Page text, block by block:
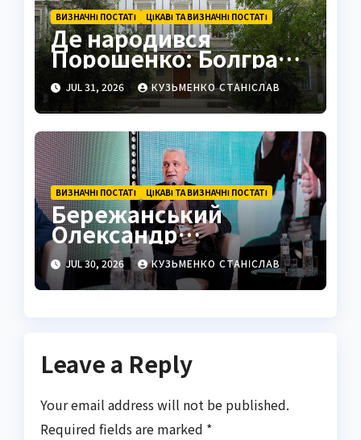
ВИЗНАЧНІ ПОСТАТІ ЦІКАВІ ТА ВИЗНАЧНІ ПОСТАТІ
Де народився
Порошенко: Болград і
ранні роки
JUL 31, 2026 КУЗЬМЕНКО СТАНІСЛАВ
ВИЗНАЧНІ ПОСТАТІ ЦІКАВІ ТА ВИЗНАЧНІ ПОСТАТІ
Бережанський
Олександр
Михайлович вікіпедія:
повна біографія
лідера BERTA group
JUL 30, 2026 КУЗЬМЕНКО СТАНІСЛАВ
Leave a Reply
Your email address will not be published.
Required fields are marked *